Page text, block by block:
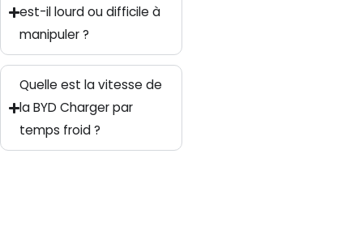
est-il lourd ou difficile à
manipuler ?
Quelle est la vitesse de
la BYD Charger par
temps froid ?